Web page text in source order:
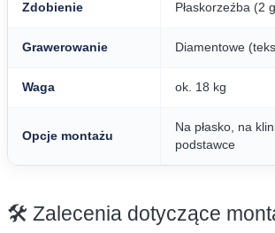
Zdobienie Płaskorzeźba (2
Grawerowanie Diamentowe
Waga ok. 18 kg
Opcje montażu
Na płasko, na
podstawce
🛠️ Zalecenia dotyczące